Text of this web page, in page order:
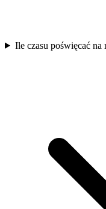
Ile czasu poświęcać